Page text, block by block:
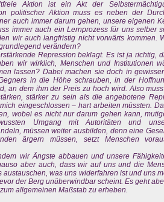
Aktion ist ein Akt der
politischer Aktion muss es neben der
auch immer darum gehen, unsere eigenen
immer auch ein Lernprozess für uns selber
wir auch langfristig nicht vorwärts kommen.
verändern?
Repression beklagt. Es ist ja richtig,
wir wirklich, Menschen und Institutionen
lassen? Dabei machen sie doch in
in die Höhe schrauben, in der
an dem ihm der Preis zu hoch wird. Also
stärker zu sein als die angebotene
eingeschlossen – hart arbeiten müssten.
wobei es nicht nur darum gehen kann,
Umgang mit Autoritäten und
müssen weiter ausbilden, denn eine
ärgern müssen, setzt Menschen
wir Ängste abbauen und unsere
aber auch, dass wir auf uns und die
was uns widerfahren ist und uns
der Berg unüberwindbar scheint. Es geht
allgemeinen Maßstab zu erheben.